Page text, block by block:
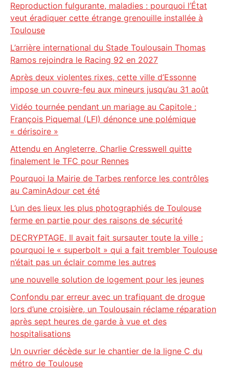
Reproduction fulgurante, maladies : pourquoi l’État
veut éradiquer cette étrange grenouille installée à
Toulouse
L’arrière international du Stade Toulousain Thomas
Ramos rejoindra le Racing 92 en 2027
Après deux violentes rixes, cette ville d’Essonne
impose un couvre-feu aux mineurs jusqu’au 31 août
Vidéo tournée pendant un mariage au Capitole :
François Piquemal (LFI) dénonce une polémique
« dérisoire »
Attendu en Angleterre, Charlie Cresswell quitte
finalement le TFC pour Rennes
Pourquoi la Mairie de Tarbes renforce les contrôles
au CaminAdour cet été
L’un des lieux les plus photographiés de Toulouse
ferme en partie pour des raisons de sécurité
DECRYPTAGE. Il avait fait sursauter toute la ville :
pourquoi le « superbolt » qui a fait trembler Toulouse
n’était pas un éclair comme les autres
une nouvelle solution de logement pour les jeunes
Confondu par erreur avec un trafiquant de drogue
lors d’une croisière, un Toulousain réclame réparation
après sept heures de garde à vue et des
hospitalisations
Un ouvrier décède sur le chantier de la ligne C du
métro de Toulouse